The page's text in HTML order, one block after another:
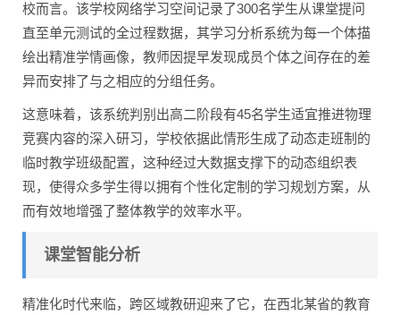
校而言。该学校网络学习空间记录了300名学生从课堂提问
直至单元测试的全过程数据，其学习分析系统为每一个体描
绘出精准学情画像，教师因提早发现成员个体之间存在的差
异而安排了与之相应的分组任务。
这意味着，该系统判别出高二阶段有45名学生适宜推进物理
竞赛内容的深入研习，学校依据此情形生成了动态走班制的
临时教学班级配置，这种经过大数据支撑下的动态组织表
现，使得众多学生得以拥有个性化定制的学习规划方案，从
而有效地增强了整体教学的效率水平。
课堂智能分析
精准化时代来临，跨区域教研迎来了它，在西北某省的教育